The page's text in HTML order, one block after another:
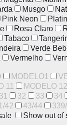
Musgo
Pink Neon
Rosa Claro
Tabaco
Verde
Vermelho
MODELO1
11 MODELO 12
31 32 33 34
42 43/44
Show out of